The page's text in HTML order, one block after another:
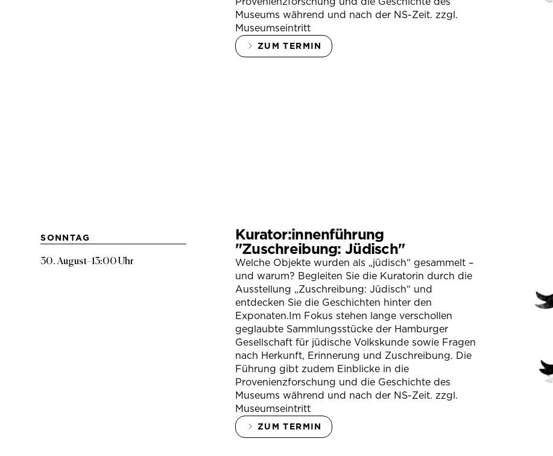
Museums während und nach der NS-Zeit. zzgl.
Museumseintritt
ZUM TERMIN
SONNTAG
30. August–13:00 Uhr
Kurator:innenführung
"Zuschreibung: Jüdisch"
Welche Objekte wurden als „jüdisch“ gesammelt –
und warum? Begleiten Sie die Kuratorin durch die
Ausstellung „Zuschreibung: Jüdisch“ und
entdecken Sie die Geschichten hinter den
Exponaten.Im Fokus stehen lange verschollen
geglaubte Sammlungsstücke der Hamburger
Gesellschaft für jüdische Volkskunde sowie Fragen
nach Herkunft, Erinnerung und Zuschreibung. Die
Führung gibt zudem Einblicke in die
Provenienzforschung und die Geschichte des
Museums während und nach der NS-Zeit. zzgl.
Museumseintritt
ZUM TERMIN